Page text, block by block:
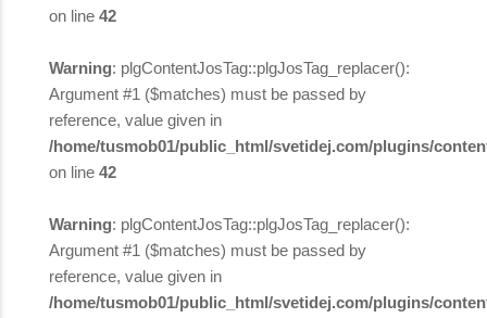
on line 42
Warning: plgContentJosTag::plgJosTag_replacer():
Argument #1 ($matches) must be passed by
reference, value given in
/home/tusmob01/public_html/svetidej.com/plugins/
on line 42
Warning: plgContentJosTag::plgJosTag_replacer():
Argument #1 ($matches) must be passed by
reference, value given in
/home/tusmob01/public_html/svetidej.com/plugins/